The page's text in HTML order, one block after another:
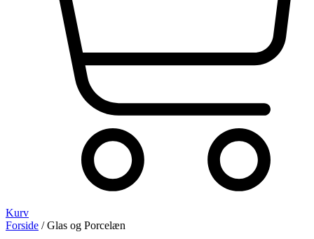
Kurv
Forside / Glas og Porcelæn